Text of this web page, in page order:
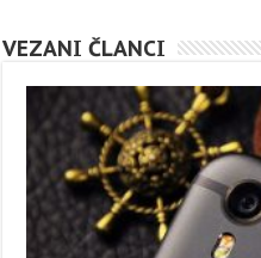
VEZANI ČLANCI